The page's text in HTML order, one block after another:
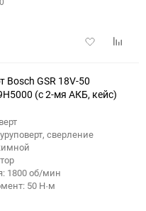
Добавить
Bosch GSR 18V-50
(с 2-мя АКБ, кейс)
сверление
1800 об/мин
50 Н·м